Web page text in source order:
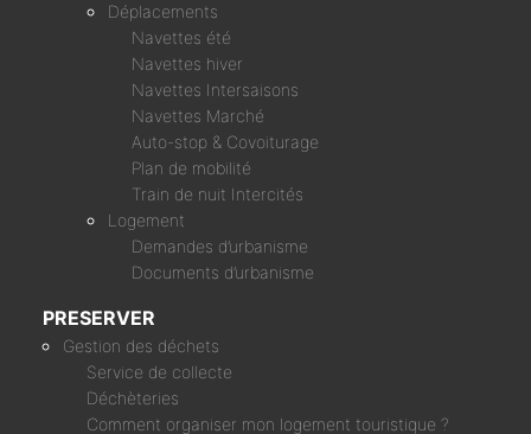
Déplacements
Navettes été
Navettes hiver
Navettes Intersaisons
Navettes Marché
Auto-stop & Covoiturage
Plan de mobilité
Train de nuit Intercités
Logement
Demandes d’urbanisme
Documents d’urbanisme
PRESERVER
Gestion des déchets
Service de collecte
Déchèteries
Comment organiser mon logement touristique ?